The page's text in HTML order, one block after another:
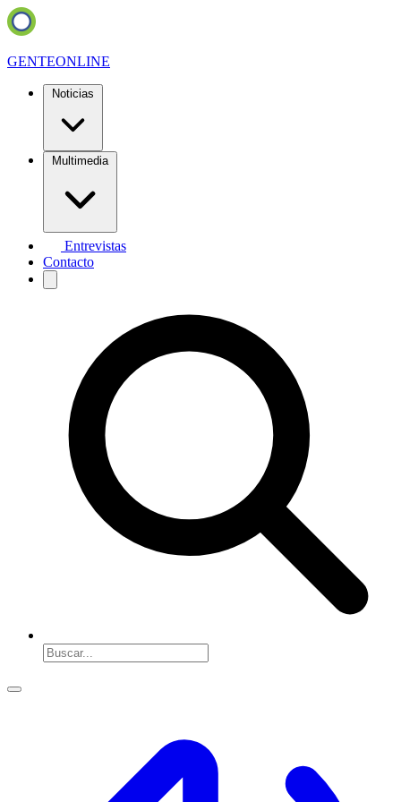
GENTEONLINE
Noticias
Multimedia
Entrevistas
Contacto